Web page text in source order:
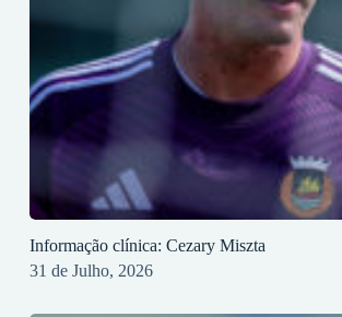
Informação clínica: Cezary Miszta
31 de Julho, 2026